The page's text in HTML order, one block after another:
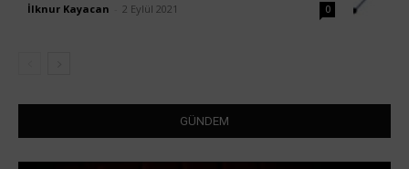
İlknur Kayacan 2 Eylül 2021 0
GÜNDEM